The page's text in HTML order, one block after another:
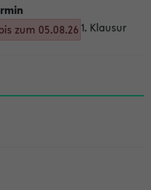
zum 05.08.26 1. Klausur